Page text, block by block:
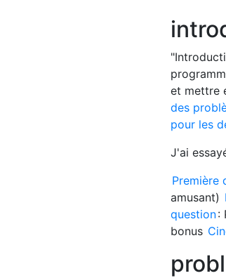
et mettre
des
pour les
J'ai
Première
amusant)
question:
bonus